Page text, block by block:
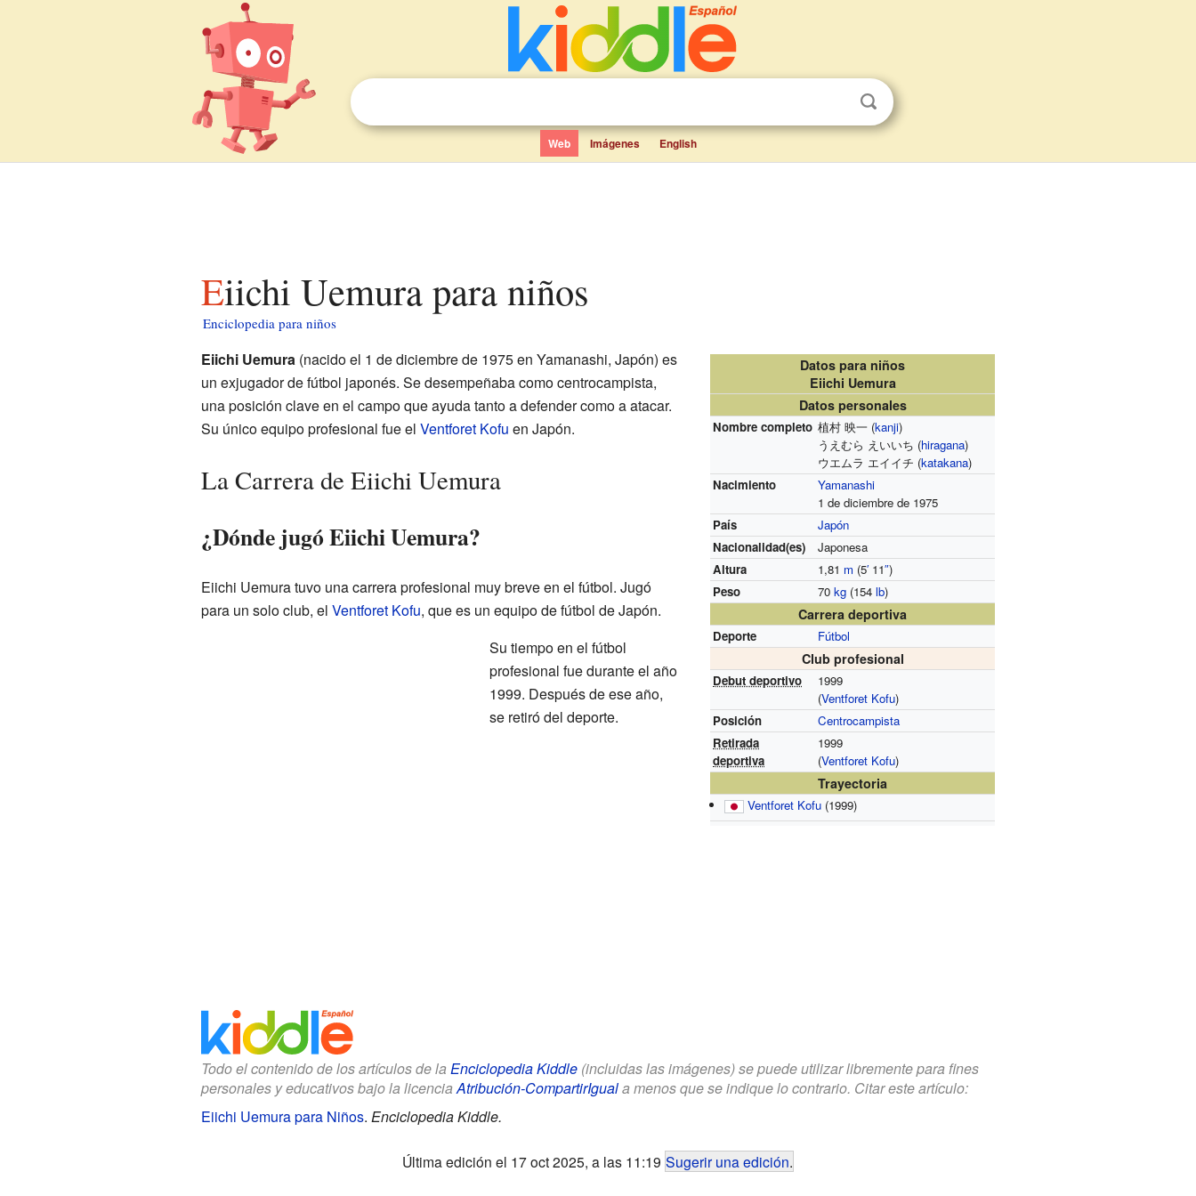
Web Imágenes English
Eiichi Uemura para niños
Enciclopedia para niños
Datos para niños
Eiichi Uemura
Datos personales
Nombre completo 植村 映一 (kanji)
うえむら えいいち (hiragana)
ウエムラ エイイチ (katakana)
Nacimiento
Yamanashi
1 de diciembre de 1975
País
Japón
Nacionalidad(es)
Japonesa
Altura
1,81 m (5′ 11″)
Peso
70kg (154lb)
Carrera deportiva
Deporte Fútbol
Club profesional
Debut deportivo
1999
(Ventforet Kofu)
Posición
Centrocampista
Retirada
deportiva
1999
(Ventforet Kofu)
Trayectoria
Ventforet Kofu (1999)
Eiichi Uemura(nacido el 1 de diciembre de 1975 en Yamanashi, Japón) es
un exjugador de fútbol japonés. Se desempeñaba como centrocampista,
una posición clave en el campo que ayuda tanto a defender como a atacar.
Su único equipo profesional fue el Ventforet Kofu en Japón.
La Carrera de Eiichi Uemura
¿Dónde jugó Eiichi Uemura?
Eiichi Uemura tuvo una carrera profesional muy breve en el fútbol. Jugó
para un solo club, el Ventforet Kofu, que es un equipo de fútbol de Japón.
Su tiempo en el fútbol
profesional fue durante el año
1999. Después de ese año,
se retiró del deporte.
Todo el contenido de los artículos de la Enciclopedia Kiddle(incluidas las imágenes) se puede utilizar libremente para fines
personales y educativos bajo la licenciaAtribución-CompartirIguala menos que se indique lo contrario. Citar este artículo:
Eiichi Uemura para Niños. Enciclopedia Kiddle.
Última edición el 17 oct 2025, a las 11:19 Sugerir una edición.